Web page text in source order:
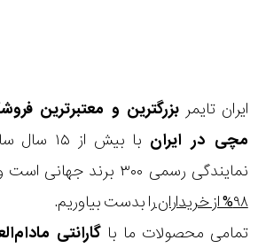
ایران تایمر بزرگترین و معتبرترین
مچی در ایران
با بیش
نمایندگی رسمی ۳۰۰ برند جهانی است و توانسته ایم
۹۸% از خریداران
را بدست بیاوریم.
تمامی محصولات ما با
سلکشن
نمایش
بیشتر...
نوع
محصول